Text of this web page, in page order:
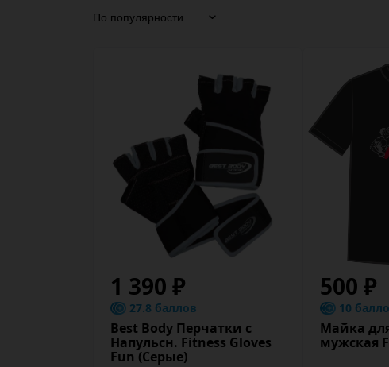
1 390 ₽
27.8 баллов
Best Body Перчатки с
Напульсн. Fitness Gloves
Fun (Серые)
500 ₽
10
Майка
мужская